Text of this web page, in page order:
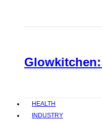
HEALTH
INDUSTRY